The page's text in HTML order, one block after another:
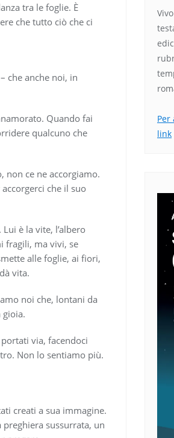
tra le foglie. È
che tutto ciò che ci
che anche noi, in
Quando fai
qualcuno che
non ce ne accorgiamo.
che il suo
è la vite, l’albero
fragili, ma vivi, se
alle foglie, ai fiori,
vita.
noi che, lontani da
gioia.
via, facendoci
Non lo sentiamo più.
creati a sua immagine.
sussurrata, un
link